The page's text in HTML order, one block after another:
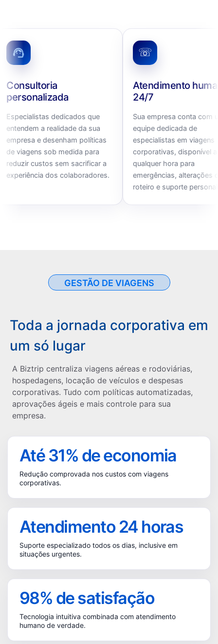
dedicados que
a realidade da sua
e desenham políticas
sob medida para
custos sem sacrificar a
dos colaboradores.
Atendimento humano
Sua empresa conta com uma
equipe dedicada de
especialistas em viagens
corporativas, disponível a
qualquer hora para
emergências, alterações de
roteiro e suporte personalizado.
GESTÃO DE VIAGENS
Toda a jornada corporativa em
um só lugar
A Biztrip centraliza viagens aéreas e rodoviárias,
hospedagens, locação de veículos e despesas
corporativas. Tudo com políticas automatizadas,
aprovações ágeis e mais controle para sua
empresa.
Até31% de economia
Redução comprovada nos custos com viagens
corporativas.
Atendimento24 horas
Suporte especializado todos os dias, inclusive em
situações urgentes.
98% de satisfação
Tecnologia intuitiva combinada com atendimento
humano de verdade.